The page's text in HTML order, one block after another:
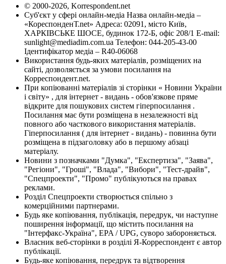
© 2000-2026, Korrespondent.net
Суб'єкт у сфері онлайн-медіа Назва онлайн-медіа –
«КореспонденТ.net» Адреса: 02091, місто Київ,
ХАРКІВСЬКЕ ШОСЕ, будинок 172-Б, офіс 208/1 E-mail:
sunlight@mediadim.com.ua Телефон: 044-205-43-00
Ідентифікатор медіа – R40-06068
Використання будь-яких матеріалів, розміщених на
сайті, дозволяється за умови посилання на
Корреспондент.net.
При копіюванні матеріалів зі сторінки « Новини України
і світу» , для інтернет - видань - обов'язкове пряме
відкрите для пошукових систем гіперпосилання .
Посилання має бути розміщена в незалежності від
повного або часткового використання матеріалів.
Гіперпосилання ( для інтернет - видань) - повинна бути
розміщена в підзаголовку або в першому абзаці
матеріалу.
Новини з позначками "Думка", "Експертиза", "Заява",
"Регіони", "Гроші", "Влада", "Вибори", "Тест-драйв",
"Спецпроекти", "Промо" публікуються на правах
реклами.
Розділ Спецпроекти створюється спільно з
комерційними партнерами.
Будь яке копіювання, публікація, передрук, чи наступне
поширення інформації, що містить посилання на
"Інтерфакс-Україна", EPA / UPG, суворо забороняється.
Власник веб-сторінки в розділі Я-Корреспондент є автор
публікації.
Будь-яке копіювання, передрук та відтворення